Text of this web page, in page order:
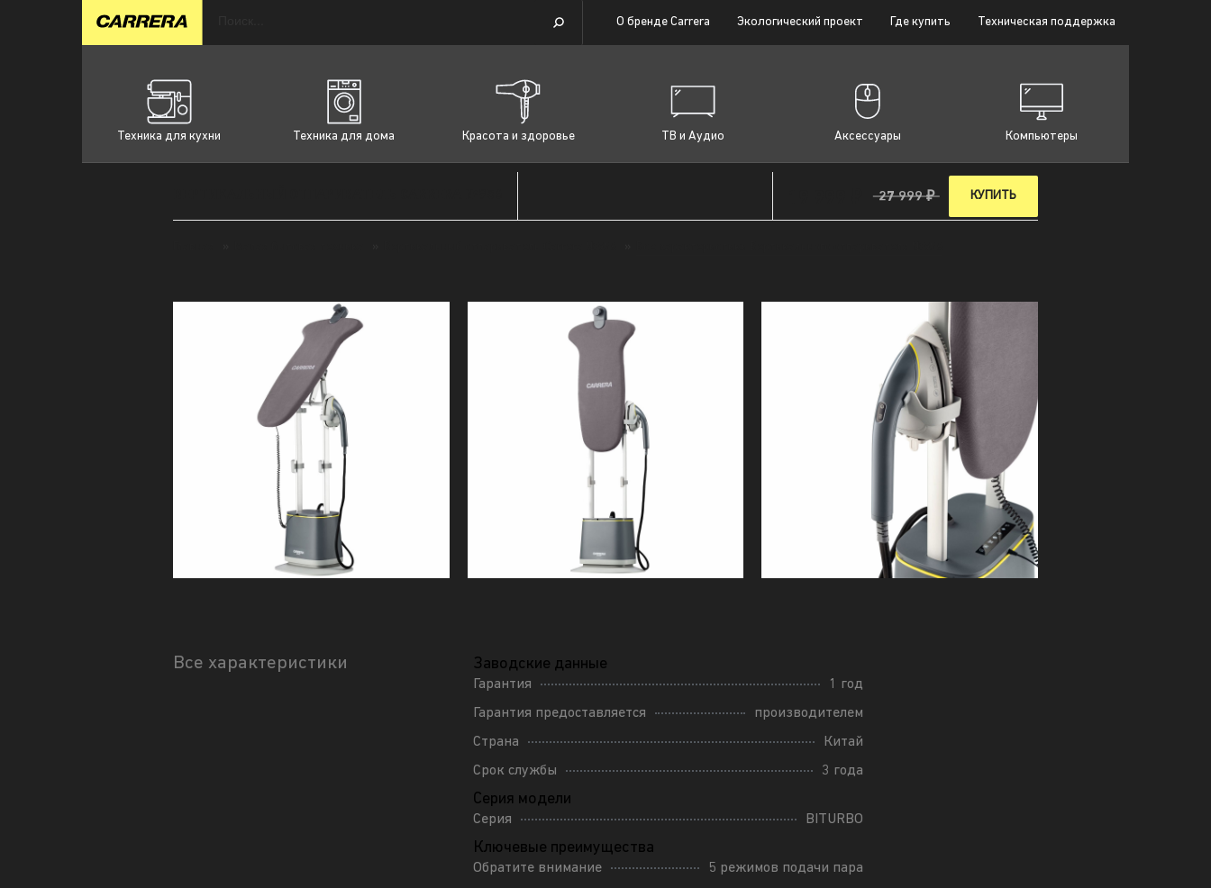
О бренде Carrera Экологический проект Где купить Техническая поддержка
Техника для кухни Техника для дома Красота и здоровье ТВ и Аудио Аксессуары Компьютеры
27 999 ₽ КУПИТЬ
Все характеристики Заводские данные
Гарантия
1 год
Гарантия предоставляется
производителем
Страна
Китай
Срок службы
3 года
Серия модели
Серия BITURBO
Ключевые преимущества
Обратите внимание
5 режимов подачи пара